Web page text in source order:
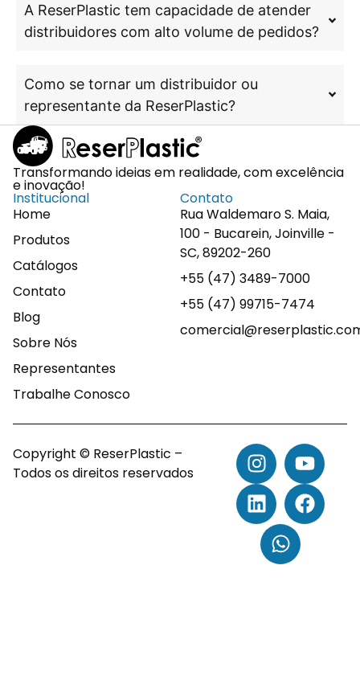
A ReserPlastic tem capacidade de atender
distribuidores com alto volume de pedidos?
Como se tornar um distribuidor ou
representante da ReserPlastic?
Transformando ideias em realidade, com excelência
e inovação!
Institucional
Home
Produtos
Catálogos
Contato
Blog
Sobre Nós
Representantes
Trabalhe Conosco
Contato
Rua Waldemaro S. Maia,
100 - Bucarein, Joinville -
SC, 89202-260
+55 (47) 3489-7000
+55 (47) 99715-7474
Copyright © ReserPlastic –
Todos os direitos reservados